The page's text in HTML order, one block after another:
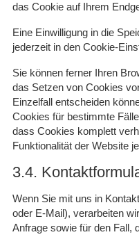
das Cookie auf Ihrem
Eine Einwilligung in die
jederzeit in den Cookie-
Sie können ferner Ihren
das Setzen von Cookies
Einzelfall entscheiden
Cookies für bestimmte
dass Cookies komplett
Funktionalität der Website
3.4.
Wenn Sie mit uns in
oder E-Mail), verarbeiten
Anfrage sowie für den Fall,